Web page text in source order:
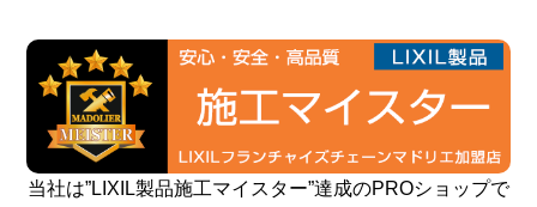
当社は”LIXIL製品施工マイスター”達成のPROショップで